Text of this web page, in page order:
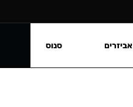
אביזרים סנוס